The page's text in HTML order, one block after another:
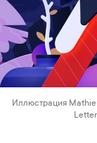
Иллюстрация